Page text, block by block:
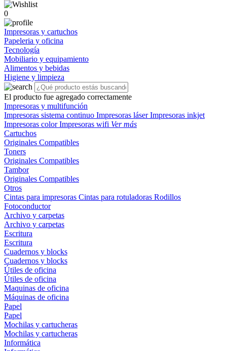
0
Impresoras y cartuchos
Papeleria y oficina
Tecnología
Mobiliario y equipamiento
Alimentos y bebidas
Higiene y limpieza
El producto fue agregado correctamente
Impresoras y multifunción
Impresoras sistema continuo Impresoras láserImpresoras inkjet
Impresoras colorImpresoras wifi Ver más
Cartuchos
Originales Compatibles
Toners
Originales Compatibles
Tambor
Originales Compatibles
Otros
Cintas para impresoras Cintas para rotuladoras Rodillos
Fotoconductor
Archivo y carpetas
Archivo y carpetas
Escritura
Escritura
Cuadernos y blocks
Cuadernos y blocks
Útiles de oficina
Útiles de oficina
Maquinas de oficina
Máquinas de oficina
Papel
Papel
Mochilas y cartucheras
Mochilas y cartucheras
Informática